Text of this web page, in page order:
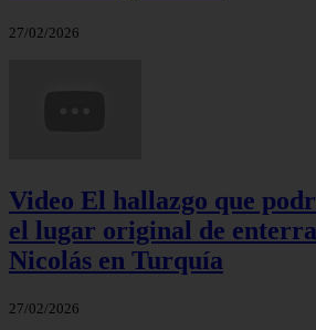
27/02/2026
Video El hallazgo que
el lugar original de
Nicolás en Turquía
27/02/2026